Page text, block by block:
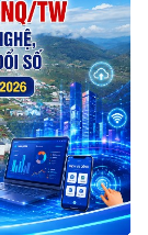
còn có đồng
Bí thư Đảng
lãnh đạo các